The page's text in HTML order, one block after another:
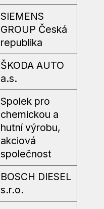
SIEMENS
GROUP Česká
republika
ŠKODA AUTO
a.s.
Spolek pro
chemickou a
hutní výrobu,
akciová
společnost
BOSCH DIESEL
s.r.o.